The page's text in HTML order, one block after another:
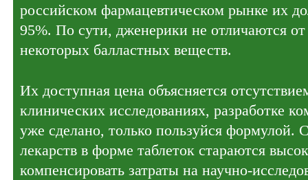
российском фармацевтическом рынке их
95%. По сути, дженерики не отличаются
некоторых балластных веществ.
Их доступная цена объясняется
клинических исследованиях, разработке
уже сделано, только пользуйся формулой.
лекарств в форме таблеток стараются
компенсировать затраты на научно-